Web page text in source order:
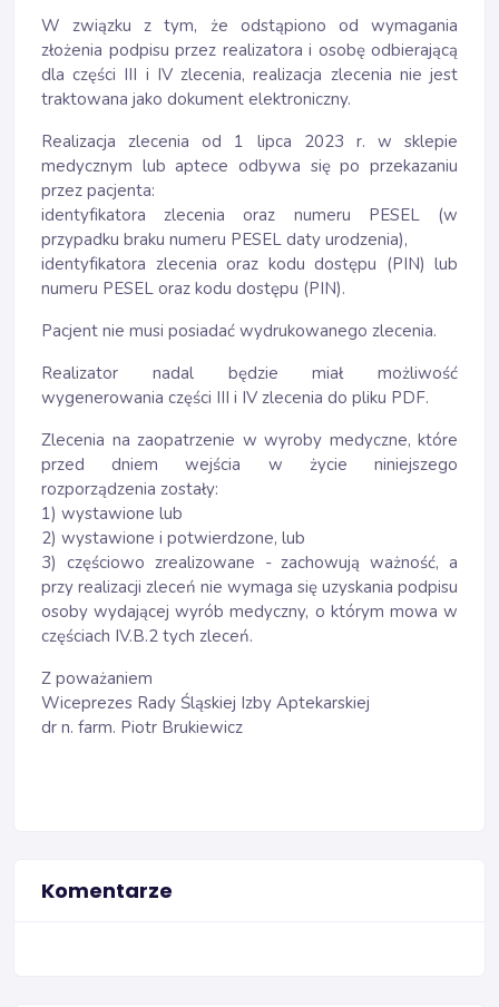
W związku z tym, że odstąpiono od wymagania
złożenia podpisu przez realizatora i osobę odbierającą
dla części III i IV zlecenia, realizacja zlecenia nie jest
traktowana jako dokument elektroniczny.
Realizacja zlecenia od 1 lipca 2023 r. w sklepie
medycznym lub aptece odbywa się po przekazaniu
przez pacjenta:
identyfikatora zlecenia oraz numeru PESEL (w
przypadku braku numeru PESEL daty urodzenia),
identyfikatora zlecenia oraz kodu dostępu (PIN) lub
numeru PESEL oraz kodu dostępu (PIN).
Pacjent nie musi posiadać wydrukowanego zlecenia.
Realizator nadal będzie miał możliwość
wygenerowania części III i IV zlecenia do pliku PDF.
Zlecenia na zaopatrzenie w wyroby medyczne, które
przed dniem wejścia w życie niniejszego
rozporządzenia zostały:
1) wystawione lub
2) wystawione i potwierdzone, lub
3) częściowo zrealizowane - zachowują ważność, a
przy realizacji zleceń nie wymaga się uzyskania podpisu
osoby wydającej wyrób medyczny, o którym mowa w
częściach IV.B.2 tych zleceń.
Z poważaniem
Wiceprezes Rady Śląskiej Izby Aptekarskiej
dr n. farm. Piotr Brukiewicz
Komentarze